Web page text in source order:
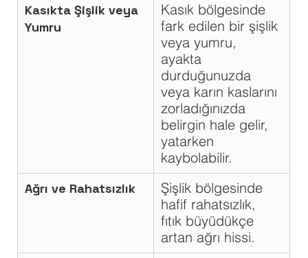
Kasıkta Şişlik veya
Yumru
Kasık bölgesinde
fark edilen bir şişlik
veya yumru,
ayakta
durduğunuzda
veya karın kaslarını
zorladığınızda
belirgin hale gelir,
yatarken
kaybolabilir.
Ağrı ve Rahatsızlık
Şişlik bölgesinde
hafif rahatsızlık,
fıtık büyüdükçe
artan ağrı hissi.